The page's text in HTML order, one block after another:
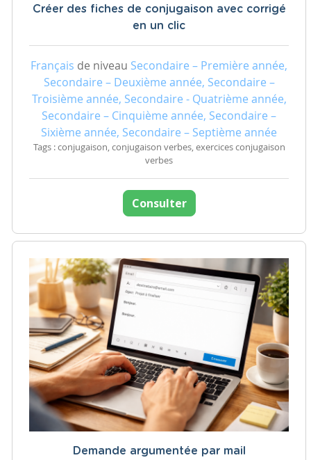
Créer des fiches de conjugaison avec corrigé
en un clic
Français de niveau Secondaire – Première année,
Secondaire – Deuxième année, Secondaire –
Troisième année, Secondaire - Quatrième année,
Secondaire – Cinquième année, Secondaire –
Sixième année, Secondaire – Septième année
Tags : conjugaison, conjugaison verbes, exercices conjugaison
verbes
Consulter
Demande argumentée par mail